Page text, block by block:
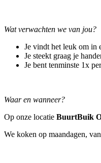
Wat verwachten we van jou?
Je vindt het leuk om in
Je steekt graag je
Je bent tenminste 1x
Waar en wanneer?
Op onze locatie BuurtBuik
We koken op maandagen,